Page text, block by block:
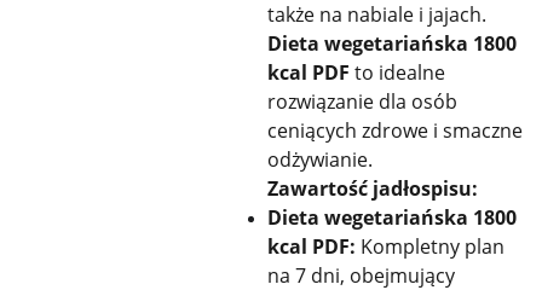
także na nabiale i jajach.
Dieta wegetariańska 1800
kcal PDF to idealne
rozwiązanie dla osób
ceniących zdrowe i smaczne
odżywianie.
Zawartość jadłospisu:
Dieta wegetariańska 1800
kcal PDF: Kompletny plan
na 7 dni, obejmujący